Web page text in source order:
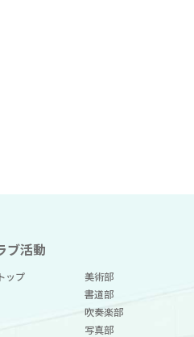
ブ活動
ップ
美術部
書道部
吹奏楽部
写真部